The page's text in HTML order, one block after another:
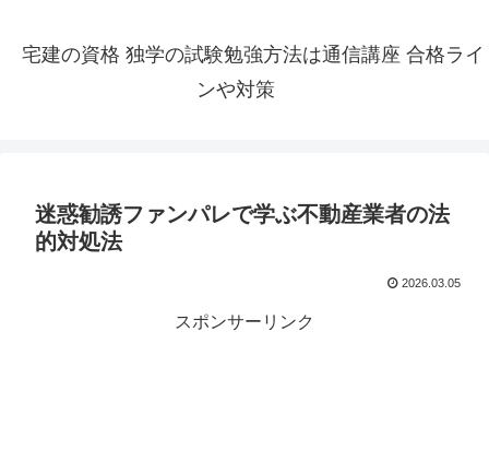
宅建の資格 独学の試験勉強方法は通信講座 合格ライ
ンや対策
迷惑勧誘ファンパレで学ぶ不動産業者の法
的対処法
2026.03.05
スポンサーリンク